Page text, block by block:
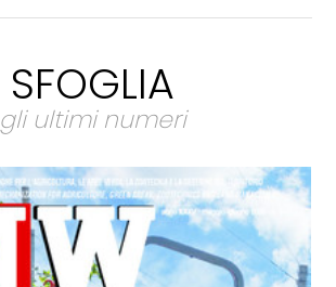
SFOGLIA
gli ultimi numeri